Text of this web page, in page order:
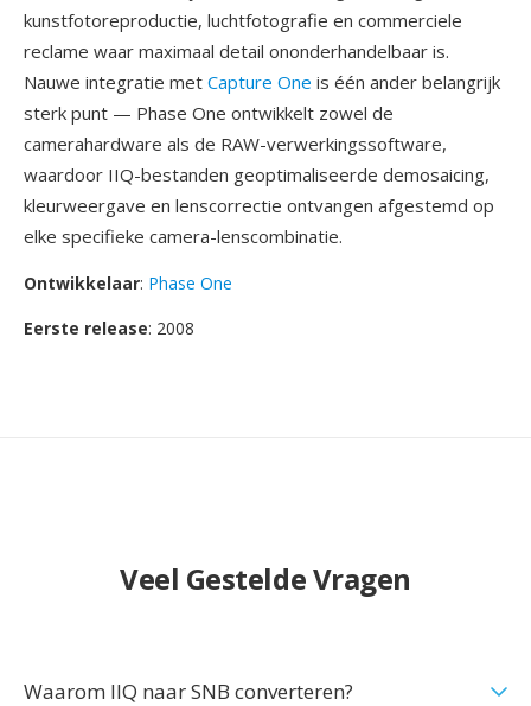
kunstfotoreproductie, luchtfotografie en commerciele
reclame waar maximaal detail ononderhandelbaar is.
Nauwe integratie met Capture One is één ander belangrijk
sterk punt — Phase One ontwikkelt zowel de
camerahardware als de RAW-verwerkingssoftware,
waardoor IIQ-bestanden geoptimaliseerde demosaicing,
kleurweergave en lenscorrectie ontvangen afgestemd op
elke specifieke camera-lenscombinatie.
Ontwikkelaar: Phase One
Eerste release: 2008
Veel Gestelde Vragen
Waarom IIQ naar SNB converteren?